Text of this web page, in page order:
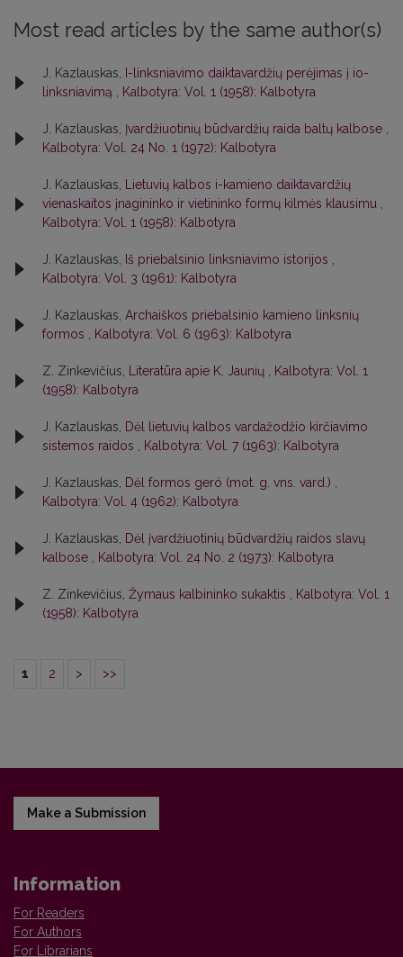
Most read articles by the same author(s)
J. Kazlauskas,
I-linksniavimo daiktavardžių perėjimas į io-
linksniavimą
Kalbotyra: Vol. 1 (1958): Kalbotyra
J. Kazlauskas, Įvardžiuotinių būdvardžių raida baltų kalbose
Kalbotyra: Vol. 24 No. 1 (1972): Kalbotyra
J. Kazlauskas,
Lietuvių kalbos i-kamieno daiktavardžių
vienaskaitos įnagininko ir vietininko formų kilmės klausimu
Kalbotyra: Vol. 1 (1958): Kalbotyra
J. Kazlauskas, Iš priebalsinio linksniavimo istorijos
Kalbotyra: Vol. 3 (1961): Kalbotyra
J. Kazlauskas, Archaiškos priebalsinio kamieno linksnių
formos
Kalbotyra: Vol. 6 (1963): Kalbotyra
Z. Zinkevičius, Literatūra apie K. Jaunių
Kalbotyra: Vol. 1
(1958): Kalbotyra
J. Kazlauskas,
Dėl lietuvių kalbos vardažodžio kirčiavimo
sistemos raidos
Kalbotyra: Vol. 7 (1963): Kalbotyra
J. Kazlauskas, Dėl formos geró (mot. g. vns. vard.)
Kalbotyra: Vol. 4 (1962): Kalbotyra
J. Kazlauskas,
Dėl įvardžiuotinių būdvardžių raidos slavų
kalbose
Kalbotyra: Vol. 24 No. 2 (1973): Kalbotyra
Z. Zinkevičius, Žymaus kalbininko sukaktis
Kalbotyra: Vol. 1
(1958): Kalbotyra
1 2 > >>
Make a Submission
Information
For Readers
For Authors
For Librarians